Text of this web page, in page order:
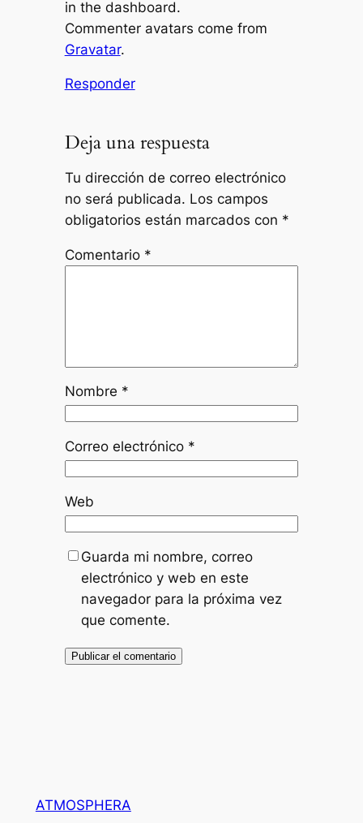
in the dashboard.
Commenter avatars come from
Gravatar.
Responder
Deja una respuesta
Tu dirección de correo electrónico
no será publicada. Los campos
obligatorios están marcados con *
Comentario *
Nombre *
Correo electrónico *
Web
Guarda mi nombre, correo
electrónico y web en este
navegador para la próxima vez
que comente.
ATMOSPHERA